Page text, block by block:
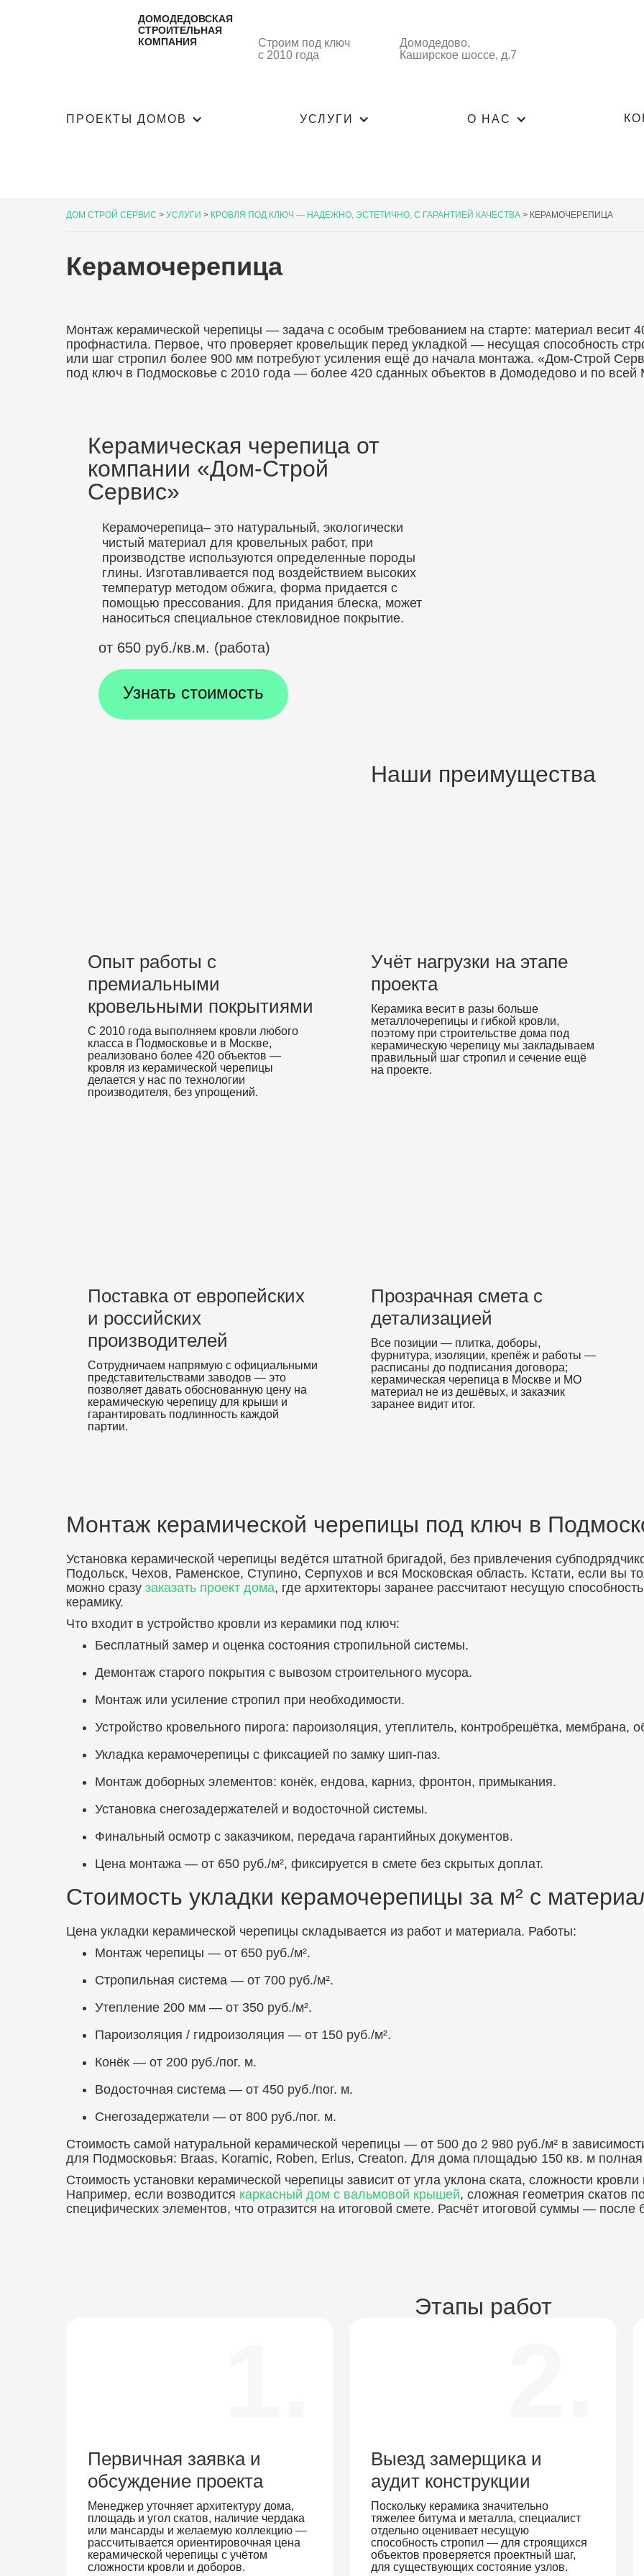
ДОМОДЕДОВСКАЯ
СТРОИТЕЛЬНАЯ
КОМПАНИЯ
Строим под ключ
с 2010 года
Домодедово,
Каширское шоссе, д.7
ПРОЕКТЫ ДОМОВ УСЛУГИ О НАС
ДОМ СТРОЙ СЕРВИС > УСЛУГИ > КРОВЛЯ ПОД КЛЮЧ — НАДЕЖНО, ЭСТЕТИЧНО, С ГАРАНТИЕЙ КАЧЕСТВА > КЕРАМОЧЕРЕПИЦА
Керамочерепица
Монтаж керамической черепицы — задача с особым требованием на старте: материал весит
профнастила. Первое, что проверяет кровельщик перед укладкой — несущая способность
или шаг стропил более 900 мм потребуют усиления ещё до начала монтажа. «Дом-Строй
под ключ в Подмосковье с 2010 года — более 420 сданных объектов в Домодедово и по всей
Керамическая черепица от
компании «Дом-Строй
Сервис»
Керамочерепица– это натуральный, экологически
чистый материал для кровельных работ, при
производстве используются определенные породы
глины. Изготавливается под воздействием высоких
температур методом обжига, форма придается с
помощью прессования. Для придания блеска, может
наноситься специальное стекловидное покрытие.
от 650 руб./кв.м. (работа)
Узнать стоимость
Наши преимущества
Опыт работы с
премиальными
кровельными покрытиями
С 2010 года выполняем кровли любого
класса в Подмосковье и в Москве,
реализовано более 420 объектов —
кровля из керамической черепицы
делается у нас по технологии
производителя, без упрощений.
Учёт нагрузки на этапе
проекта
Керамика весит в разы больше
металлочерепицы и гибкой кровли,
поэтому при строительстве дома под
керамическую черепицу мы закладываем
правильный шаг стропил и сечение ещё
на проекте.
Поставка от европейских
и российских
производителей
Сотрудничаем напрямую с официальными
представительствами заводов — это
позволяет давать обоснованную цену на
керамическую черепицу для крыши и
гарантировать подлинность каждой
партии.
Прозрачная смета с
детализацией
Все позиции — плитка, доборы,
фурнитура, изоляции, крепёж и работы —
расписаны до подписания договора;
керамическая черепица в Москве и МО
материал не из дешёвых, и заказчик
заранее видит итог.
Монтаж керамической черепицы под ключ в
Установка керамической черепицы ведётся штатной бригадой, без привлечения
Подольск, Чехов, Раменское, Ступино, Серпухов и вся Московская область. Кстати, если вы
можно сразу заказать проект дома, где архитекторы заранее рассчитают несущую
керамику.
Что входит в устройство кровли из керамики под ключ:
Бесплатный замер и оценка состояния стропильной системы.
Демонтаж старого покрытия с вывозом строительного мусора.
Монтаж или усиление стропил при необходимости.
Устройство кровельного пирога: пароизоляция, утеплитель, контробрешётка, мембрана,
Укладка керамочерепицы с фиксацией по замку шип-паз.
Монтаж доборных элементов: конёк, ендова, карниз, фронтон, примыкания.
Установка снегозадержателей и водосточной системы.
Финальный осмотр с заказчиком, передача гарантийных документов.
Цена монтажа — от 650 руб./м², фиксируется в смете без скрытых доплат.
Стоимость укладки керамочерепицы за м² с
Цена укладки керамической черепицы складывается из работ и материала. Работы:
Монтаж черепицы — от 650 руб./м².
Стропильная система — от 700 руб./м².
Утепление 200 мм — от 350 руб./м².
Пароизоляция / гидроизоляция — от 150 руб./м².
Конёк — от 200 руб./пог. м.
Водосточная система — от 450 руб./пог. м.
Снегозадержатели — от 800 руб./пог. м.
Стоимость самой натуральной керамической черепицы — от 500 до 2 980 руб./м² в
для Подмосковья: Braas, Koramic, Roben, Erlus, Creaton. Для дома площадью 150 кв. м
Стоимость установки керамической черепицы зависит от угла уклона ската, сложности
Например, если возводится каркасный дом с вальмовой крышей, сложная геометрия скатов
специфических элементов, что отразится на итоговой смете. Расчёт итоговой суммы — после
Этапы работ
Первичная заявка и
обсуждение проекта
Менеджер уточняет архитектуру дома,
площадь и угол скатов, наличие чердака
или мансарды и желаемую коллекцию —
рассчитывается ориентировочная цена
керамической черепицы с учётом
сложности кровли и доборов.
Выезд замерщика и
аудит конструкции
Поскольку керамика значительно
тяжелее битума и металла, специалист
отдельно оценивает несущую
способность стропил — для строящихся
объектов проверяется проектный шаг,
для существующих состояние узлов.